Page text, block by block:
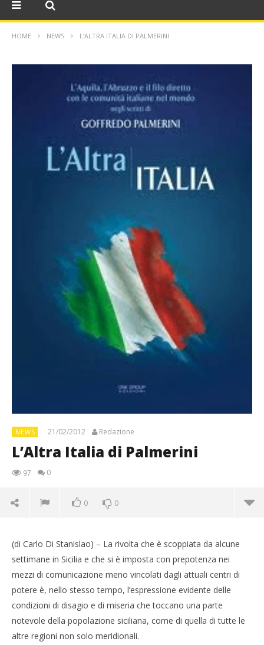
HOME NEWS L’ALTRA ITALIA DI PALMERINI
NEWS 21/02/2012 Redazione
L’Altra Italia di Palmerini
97 0
0 0
(di Carlo Di Stanislao) – La rivolta che è scoppiata da alcune
settimane in Sicilia e che si è imposta con prepotenza nei
mezzi di comunicazione meno vincolati dagli attuali centri di
potere è, nello stesso tempo, l’espressione evidente delle
condizioni di disagio e di miseria che toccano una parte
notevole della popolazione siciliana, come di quella di tutte le
altre regioni non solo meridionali.